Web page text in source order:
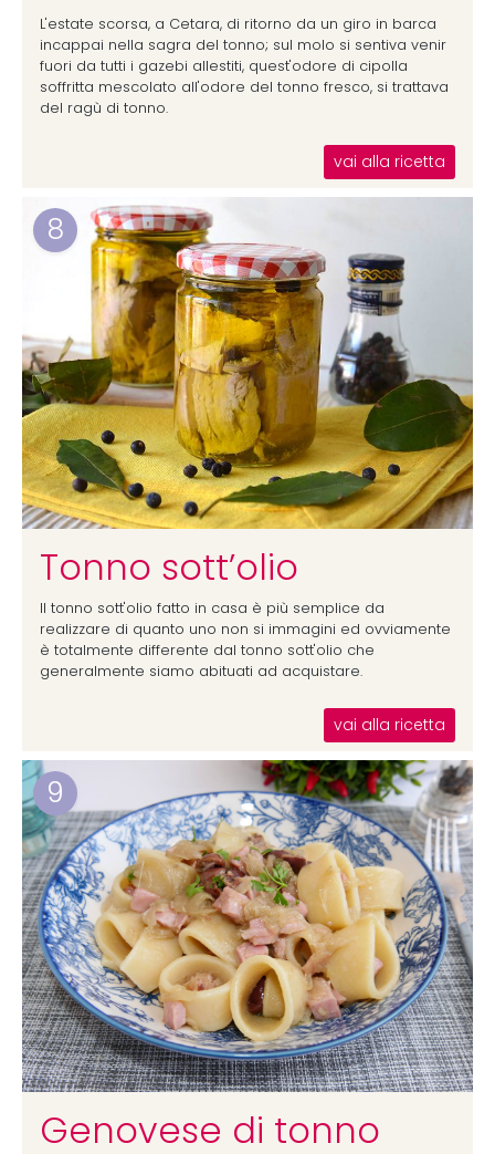
L'estate scorsa, a Cetara, di ritorno da un giro in barca
incappai nella sagra del tonno; sul molo si sentiva venir
fuori da tutti i gazebi allestiti, quest'odore di cipolla
soffritta mescolato all'odore del tonno fresco, si trattava
del ragù di tonno.
vai alla ricetta
8
Tonno sott’olio
Il tonno sott'olio fatto in casa è più semplice da
realizzare di quanto uno non si immagini ed ovviamente
è totalmente differente dal tonno sott'olio che
generalmente siamo abituati ad acquistare.
vai alla ricetta
9
Genovese di tonno